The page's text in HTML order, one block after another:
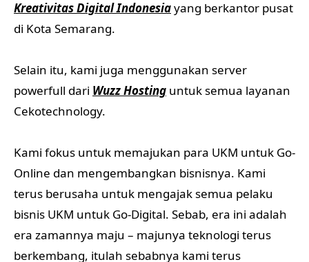
Kreativitas Digital Indonesiayang berkantor pusat
di Kota Semarang.
Selain itu, kami juga menggunakan server
powerfull dari Wuzz Hosting untuk semua layanan
Cekotechnology.
Kami fokus untuk memajukan para UKM untuk Go-
Online dan mengembangkan bisnisnya. Kami
terus berusaha untuk mengajak semua pelaku
bisnis UKM untuk Go-Digital. Sebab, era ini adalah
era zamannya maju – majunya teknologi terus
berkembang, itulah sebabnya kami terus